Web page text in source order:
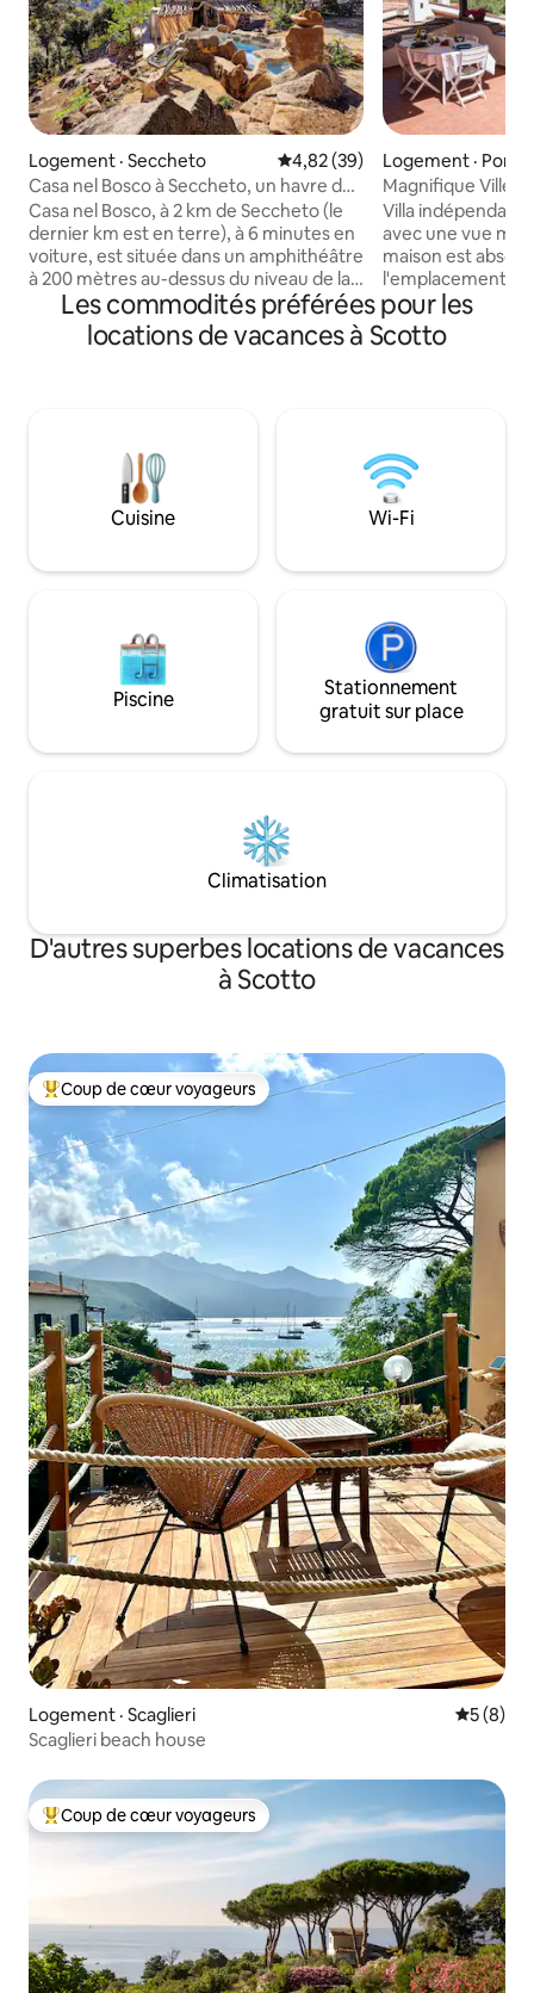
Logement · Seccheto Note moyenne de 4,82 sur 5,
4,82 (39)
Casa nel Bosco à Seccheto, un havre de
paix
Casa nel Bosco, à 2 km de Seccheto (le
dernier km est en terre), à 6 minutes en
voiture, est située dans un amphithéâtre
à 200 mètres au-dessus du niveau de la
mer, dans un havre de paix et de silence.
Dans les grands espaces extérieurs, un
bain à remous réalisé avec des pierres
vous avez l'impression de toucher le ciel
du doigt. Une maison de grand confort
mais adaptée à ceux qui aiment être
immergés dans la nature.
Logement ·
Magnifique
Villa
avec une vue
maison est
l'emplacement et
privés
de deux
avec un parking.
pour un séjour de
mer, bercé par le
la brise marine.
Les commodités préférées pour les
locations de vacances à Scotto
Cuisine Wi-Fi
Piscine
Stationnement
gratuit sur place
Climatisation
D'autres superbes locations de vacances
à Scotto
Coup de cœur voyageurs parmi les plus aimés
Coup de cœur voyageurs
Logement · Scaglieri Note
5 (8)
Scaglieri beach house
Coup de cœur voyageurs parmi les plus aimés
Coup de cœur voyageurs